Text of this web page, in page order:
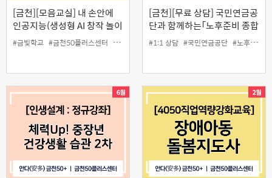
[금천][모음교실] 내 손안에
인공지능(생성형 AI 창작 놀이
터)
#금빛학교 #금천50플러스센터 #모음교실 #생성형AI #인생설계
[금천][무료 상담] 국민연금공
단과 함께하는「노후준비 종합
상담」
#1:1 상담 #국민연금공단 #노후준비